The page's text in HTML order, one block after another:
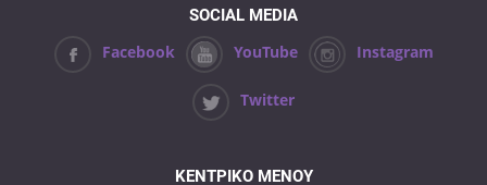
SOCIAL MEDIA
Facebook YouTube Instagram
Twitter
ΚΕΝΤΡΙΚΟ ΜΕΝΟΥ